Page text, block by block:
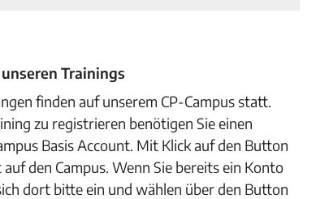
Trainings
finden auf unserem CP-Campus statt.
zu registrieren benötigen Sie einen
Basis Account. Mit Klick auf den Button
den Campus. Wenn Sie bereits ein Konto
dort bitte ein und wählen über den Button